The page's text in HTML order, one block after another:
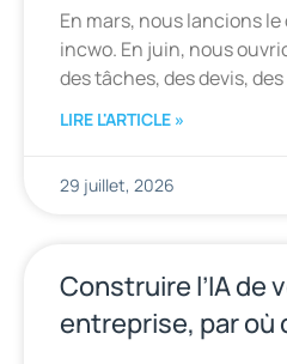
En mars, nous lancions
incwo. En juin, nous
des tâches, des devis,
LIRE L'ARTICLE »
29 juillet, 2026
Construire l’IA de
entreprise, par où